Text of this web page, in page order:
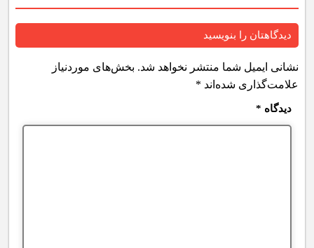
دیدگاهتان را بنویسید
نشانی ایمیل شما منتشر نخواهد شد. بخش‌های موردنیاز
علامت‌گذاری شده‌اند *
دیدگاه *